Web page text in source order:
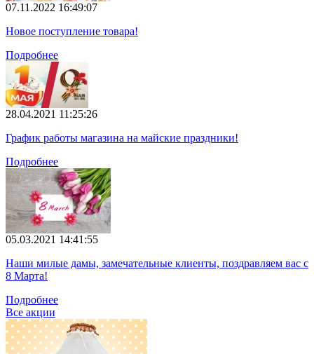
07.11.2022 16:49:07
Новое поступление товара!
Подробнее
28.04.2021 11:25:26
График работы магазина на майские праздники!
Подробнее
05.03.2021 14:41:55
Наши милые дамы, замечательные клиенты, поздравляем вас с
8 Марта!
Подробнее
Все акции